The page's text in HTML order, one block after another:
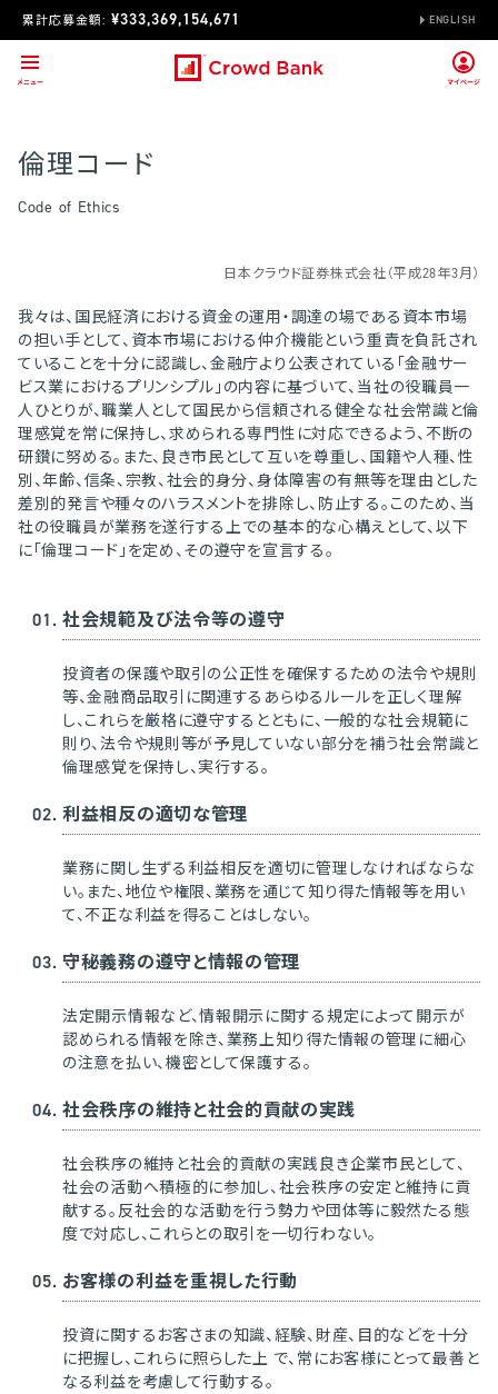
累計応募金額: ¥333,369,154,671 ENGLISH
倫理コード
Code of Ethics
日本クラウド証券株式会社（平成28年3月）
我々は、国民経済における資金の運用・調達の場である資本市場
の担い手として、資本市場における仲介機能という重責を負託され
ていることを十分に認識し、金融庁より公表されている「金融サー
ビス業におけるプリンシプル」の内容に基づいて、当社の役職員一
人ひとりが、職業人として国民から信頼される健全な社会常識と倫
理感覚を常に保持し、求められる専門性に対応できるよう、不断の
研鑚に努める。また、良き市民として互いを尊重し、国籍や人種、性
別、年齢、信条、宗教、社会的身分、身体障害の有無等を理由とした
差別的発言や種々のハラスメントを排除し、防止する。このため、当
社の役職員が業務を遂行する上での基本的な心構えとして、以下
に「倫理コード」を定め、その遵守を宣言する。
社会規範及び法令等の遵守
投資者の保護や取引の公正性を確保するための法令や規則
等、金融商品取引に関連するあらゆるルールを正しく理解
し、これらを厳格に遵守するとともに、一般的な社会規範に
則り、法令や規則等が予見していない部分を補う社会常識と
倫理感覚を保持し、実行する。
利益相反の適切な管理
業務に関し生ずる利益相反を適切に管理しなければならな
い。また、地位や権限、業務を通じて知り得た情報等を用い
て、不正な利益を得ることはしない。
守秘義務の遵守と情報の管理
法定開示情報など、情報開示に関する規定によって開示が
認められる情報を除き、業務上知り得た情報の管理に細心
の注意を払い、機密として保護する。
社会秩序の維持と社会的貢献の実践
社会秩序の維持と社会的貢献の実践良き企業市民として、
社会の活動へ積極的に参加し、社会秩序の安定と維持に貢
献する。反社会的な活動を行う勢力や団体等に毅然たる態
度で対応し、これらとの取引を一切行わない。
お客様の利益を重視した行動
投資に関するお客さまの知識、経験、財産、目的などを十分
に把握し、これらに照らした上 で、常にお客様にとって最善と
なる利益を考慮して行動する。